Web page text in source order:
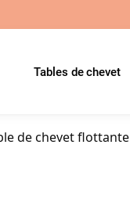
Tables de chevet
de chevet flottante